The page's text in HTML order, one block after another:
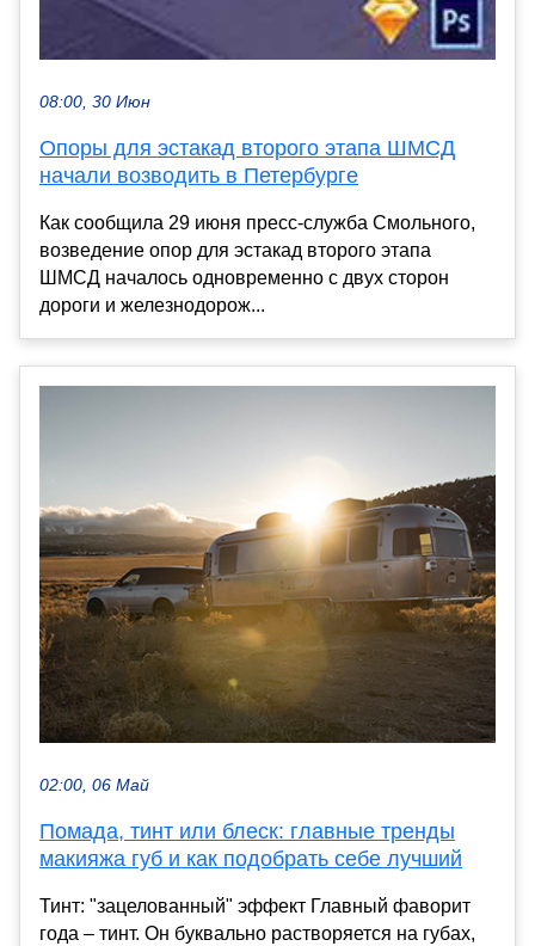
08:00, 30 Июн
Опоры для эстакад второго этапа ШМСД
начали возводить в Петербурге
Как сообщила 29 июня пресс-служба Смольного,
возведение опор для эстакад второго этапа
ШМСД началось одновременно с двух сторон
дороги и железнодорож...
02:00, 06 Май
Помада, тинт или блеск: главные тренды
макияжа губ и как подобрать себе лучший
Тинт: "зацелованный" эффект Главный фаворит
года – тинт. Он буквально растворяется на губах,